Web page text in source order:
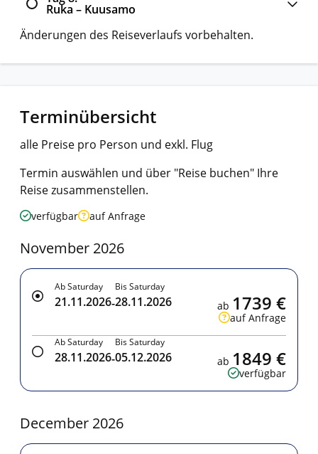
Ruka – Kuusamo
Änderungen des Reiseverlaufs vorbehalten.
Terminübersicht
alle Preise pro Person und exkl. Flug
Termin auswählen und über "Reise buchen" Ihre
Reise zusammenstellen.
verfügbar auf Anfrage
November 2026
Ab Saturday
21.11.2026-
Bis Saturday
28.11.2026
auf Anfrage
ab 1739 €
Ab Saturday
28.11.2026-
Bis Saturday
05.12.2026
verfügbar
ab 1849 €
December 2026